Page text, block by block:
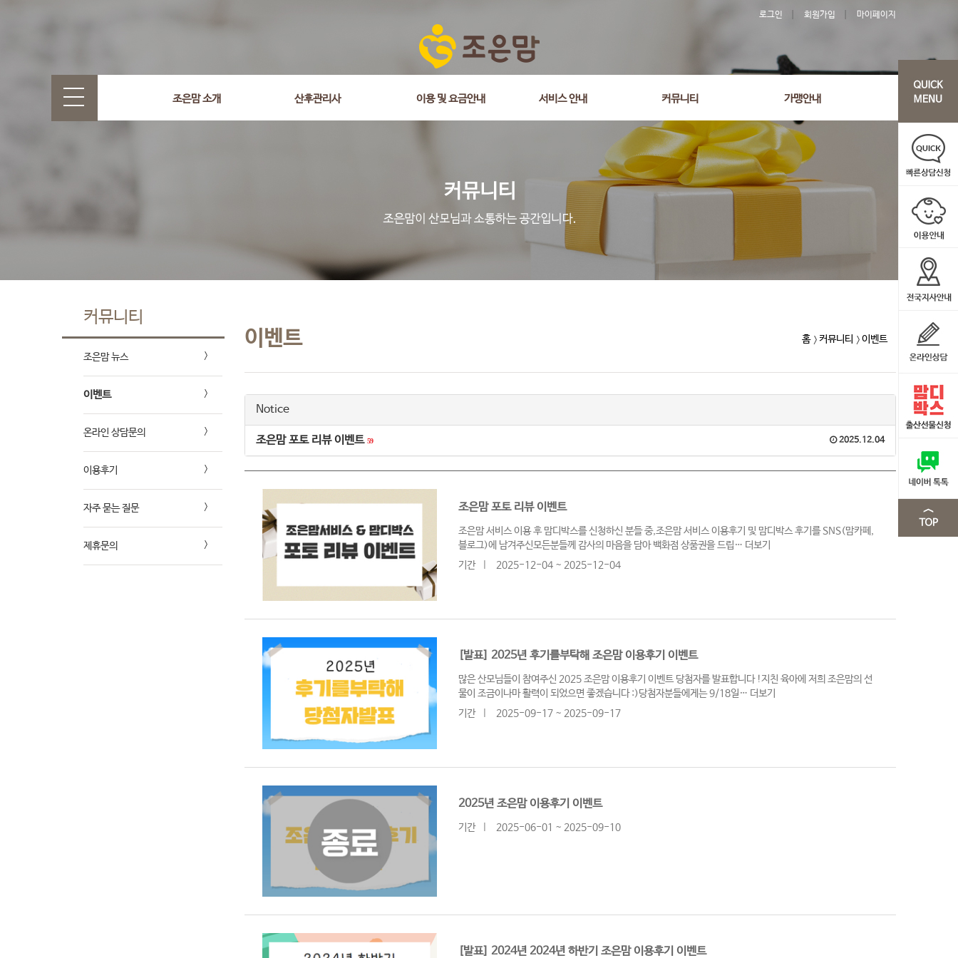
로그인 회원가입 마이페이지
조은맘 소개 산후관리사 이용 및 요금안내 서비스 안내 커뮤니티 가맹안내
커뮤니티
조은맘 뉴스
이벤트
온라인 상담문의
이용후기
자주 묻는 질문
제휴문의
이벤트 홈 커뮤니티 이벤트
Notice
2025.12.04
조은맘 포토 리뷰 이벤트 59
조은맘 포토 리뷰 이벤트
조은맘 서비스 이용 후 맘디박스를 신청하신 분들 중,조은맘 서비스 이용후기 및 맘디박스 후기를 SNS(맘카페,
블로그)에 남겨주신모든분들께 감사의 마음을 담아 백화점 상품권을 드립… 더보기
기간
2025-12-04 ~ 2025-12-04
[발표] 2025년 후기를부탁해 조은맘 이용후기 이벤트
많은 산모님들이 참여주신 2025 조은맘 이용후기 이벤트 당첨자를 발표합니다 !지친 육아에 저희 조은맘의 선
물이 조금이나마 활력이 되었으면 좋겠습니다 :)당첨자분들에게는 9/18일… 더보기
기간
2025-09-17 ~ 2025-09-17
2025년 조은맘 이용후기 이벤트
기간 2025-06-01 ~ 2025-09-10
[발표] 2024년 2024년 하반기 조은맘 이용후기 이벤트